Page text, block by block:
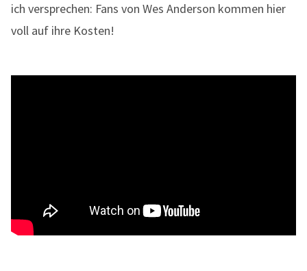
ich versprechen: Fans von Wes Anderson kommen hier
voll auf ihre Kosten!